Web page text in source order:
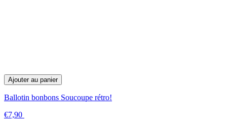
Ajouter au panier
Ballotin bonbons Soucoupe rétro!
€7,90